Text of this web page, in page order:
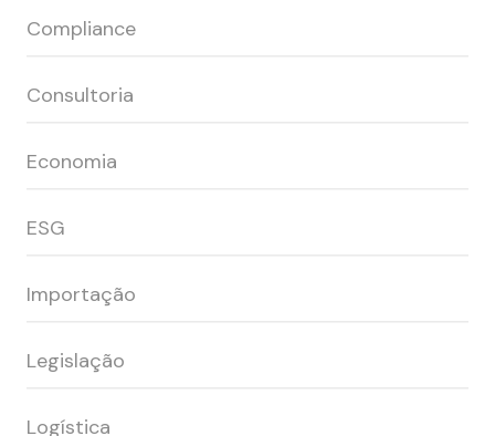
Compliance
Consultoria
Economia
ESG
Importação
Legislação
Logística